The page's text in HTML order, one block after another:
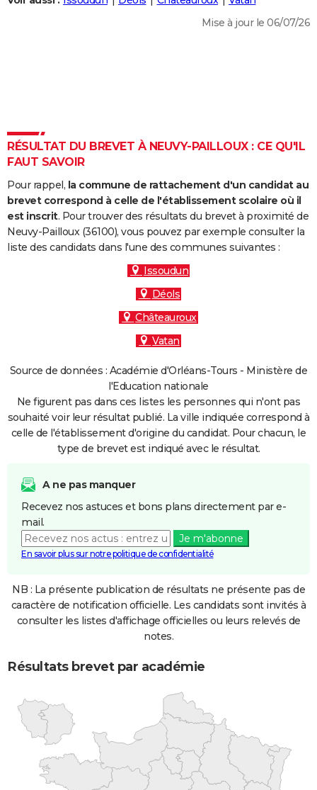
DICTIONNAIRE
Dictionnaire
Biographies
Citations
Expressions
Proverbes
PROGRAMME TV
COPAINS D'AVANT
S'inscrire
Se connecter
Lycées
Collèges
Primaires
Universités
Entreprises
Service militaire
Avis de recherche
AVIS DE DÉCÈS
FORUM
Mise à jour le 06/07/26
RÉSULTAT DU BREVET À NEUVY-PAILLOUX : CE QU'IL
FAUT SAVOIR
Pour rappel, la commune de rattachement d'un candidat au
brevet correspond à celle de l'établissement scolaire où il
est inscrit. Pour trouver des résultats du brevet à proximité de
Neuvy-Pailloux (36100), vous pouvez par exemple consulter la
liste des candidats dans l'une des communes suivantes :
Issoudun
Déols
Châteauroux
Vatan
Source de données : Académie d'Orléans-Tours - Ministère de
l'Education nationale
Ne figurent pas dans ces listes les personnes qui n'ont pas
souhaité voir leur résultat publié. La ville indiquée correspond à
celle de l'établissement d'origine du candidat. Pour chacun, le
type de brevet est indiqué avec le résultat.
A ne pas manquer
Recevez nos astuces et bons plans directement par e-
mail.
Je m'abonne
En savoir plus sur notre politique de confidentialité
NB : La présente publication de résultats ne présente pas de
caractère de notification officielle. Les candidats sont invités à
consulter les listes d'affichage officielles ou leurs relevés de
notes.
Résultats brevet par académie